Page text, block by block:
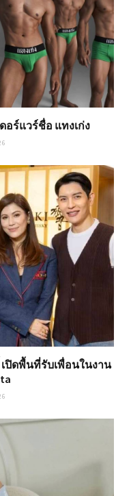
ร์แวร์ชื่อ แทงเก่ง
ปิดพื้นที่รับเพื่อนในงาน